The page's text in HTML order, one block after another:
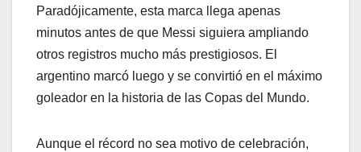
Paradójicamente, esta marca llega apenas
minutos antes de que Messi siguiera ampliando
otros registros mucho más prestigiosos. El
argentino marcó luego y se convirtió en el máximo
goleador en la historia de las Copas del Mundo.
Aunque el récord no sea motivo de celebración,